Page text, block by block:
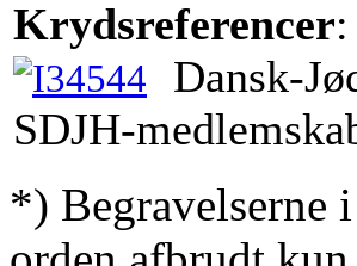
Krydsreferencer:
Dansk-
SDJH-
*) Begravelserne